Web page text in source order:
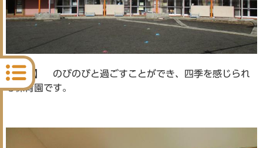
【園舎】 のびのびと過ごすことができ、四季を感じられ
る保育園です。